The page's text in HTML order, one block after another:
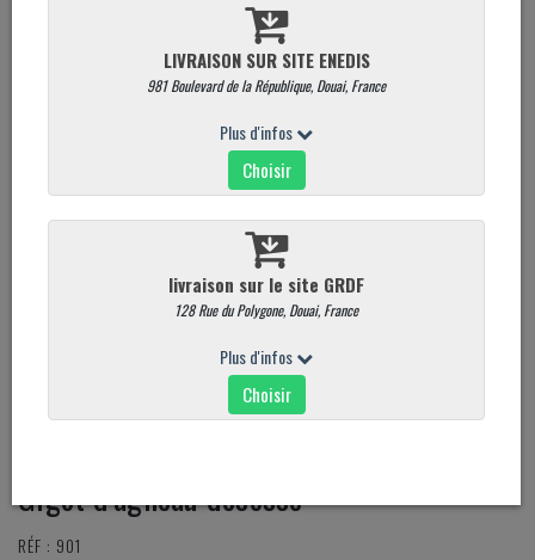
Gigot d'agneau désossé
RÉF : 901